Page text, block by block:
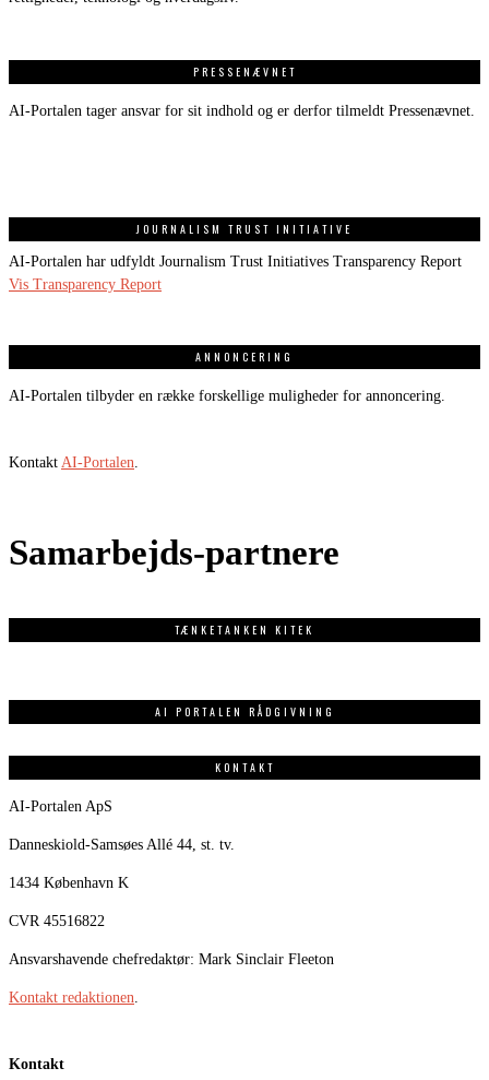
PRESSENÆVNET
AI-Portalen tager ansvar for sit indhold og er derfor tilmeldt Pressenævnet.
JOURNALISM TRUST INITIATIVE
AI-Portalen har udfyldt Journalism Trust Initiatives Transparency Report
Vis Transparency Report
ANNONCERING
AI-Portalen tilbyder en række forskellige muligheder for annoncering.
Kontakt AI-Portalen
Samarbejds-partnere
TÆNKETANKEN KITEK
AI PORTALEN RÅDGIVNING
KONTAKT
AI-Portalen ApS
Danneskiold-Samsøes Allé 44, st. tv.
1434 København K
CVR 45516822
Ansvarshavende chefredaktør: Mark Sinclair Fleeton
Kontakt redaktionen
Kontakt